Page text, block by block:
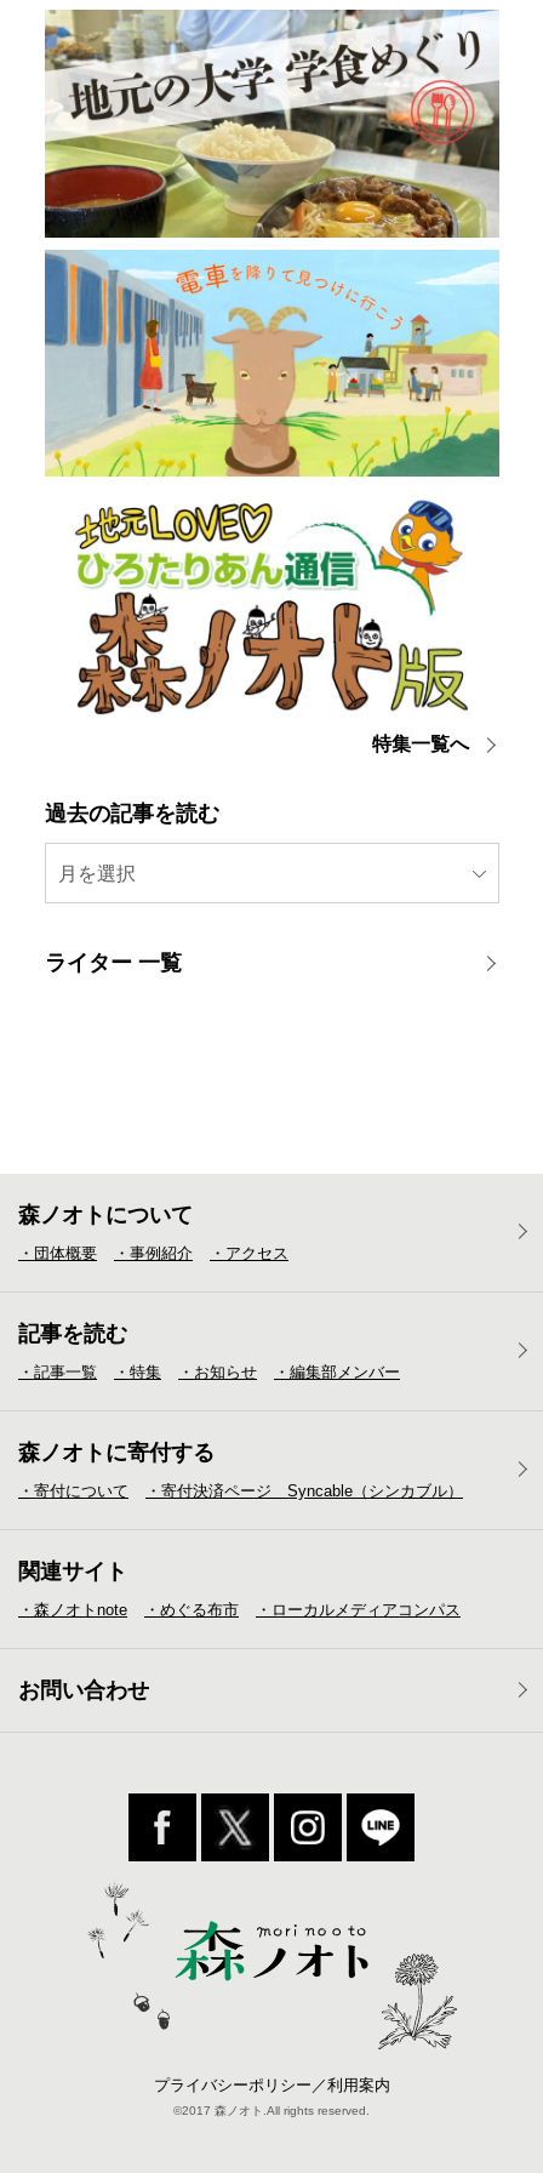
特集一覧へ
過去の記事を読む
月を選択
ライター 一覧
森ノオトについて
・団体概要 ・事例紹介 ・アクセス
記事を読む
・記事一覧 ・特集 ・お知らせ ・編集部メンバー
森ノオトに寄付する
・寄付について ・寄付決済ページ Syncable（シンカブル）
関連サイト
・森ノオトnote ・めぐる布市 ・ローカルメディア コンパス
お問い合わせ
プライバシーポリシー／利用案内
©2017 森ノオト.All rights reserved.